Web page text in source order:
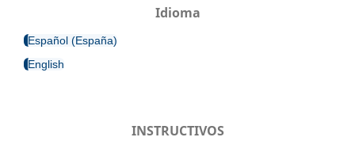
Idioma
Español (España)
English
INSTRUCTIVOS